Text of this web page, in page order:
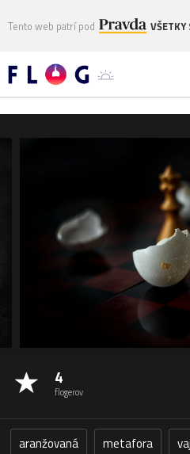
Tento web patrí pod VŠETKY
4
flogerov
aranžovaná metafora